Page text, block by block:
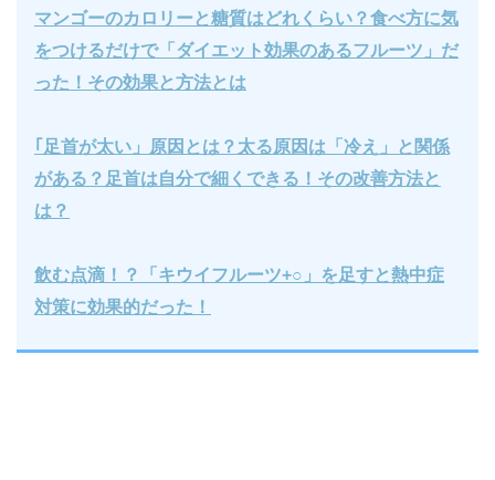
マンゴーのカロリーと糖質はどれくらい？食べ方に気
をつけるだけで「ダイエット効果のあるフルーツ」だ
った！その効果と方法とは
｢足首が太い」原因とは？太る原因は「冷え」と関係
がある？足首は自分で細くできる！その改善方法と
は？
飲む点滴！？「キウイフルーツ+○」を足すと熱中症
対策に効果的だった！